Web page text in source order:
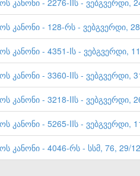
კანონი - 2276-IIს - ვებგვერდი,
კანონი - 128-რს - ვებგვერდი,
კანონი - 4351-Iს - ვებგვერდი,
კანონი - 3360-IIს - ვებგვერდი,
კანონი - 3218-IIს - ვებგვერდი,
კანონი - 5265-IIს - ვებგვერდი,
კანონი - 4046-რს - სსმ, 76, 29/